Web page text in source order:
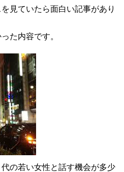
見ていたら面白い記事があり
た内容です。
の若い女性と話す機会が多少